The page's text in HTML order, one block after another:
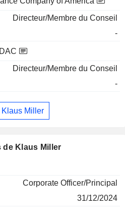
Directeur/Membre du Conseil
-
Directeur/Membre du Conseil
-
Klaus Miller
Klaus Miller
Corporate Officer/Principal
31/12/2024